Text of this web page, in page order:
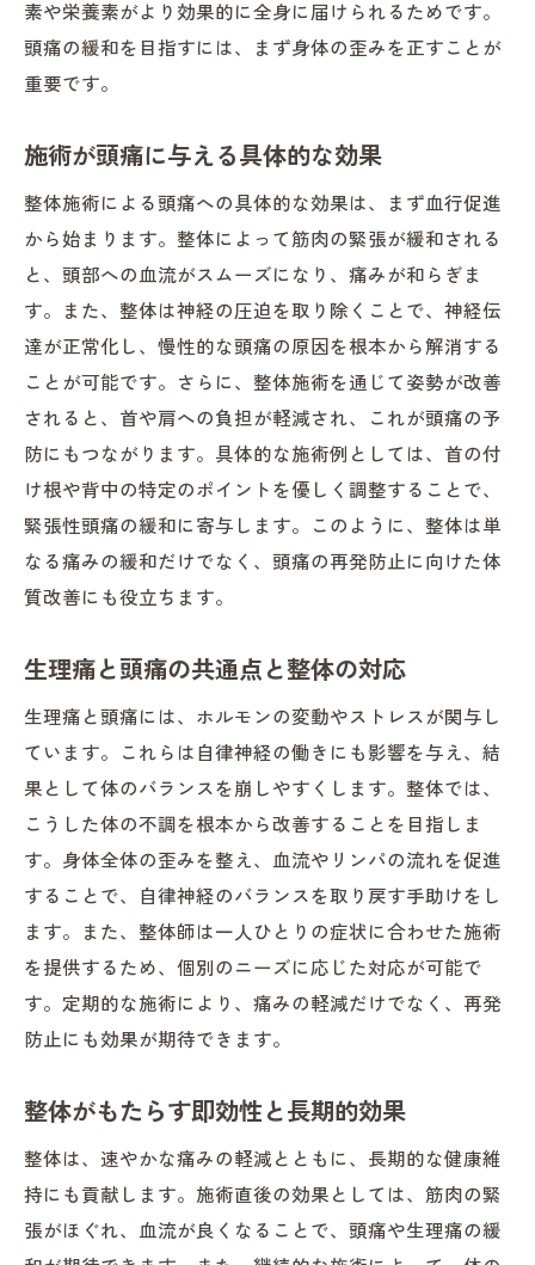
素や栄養素がより効果的に全身に届けられるためです。
頭痛の緩和を目指すには、まず身体の歪みを正すことが
重要です。
施術が頭痛に与える具体的な効果
整体施術による頭痛への具体的な効果は、まず血行促進
から始まります。整体によって筋肉の緊張が緩和される
と、頭部への血流がスムーズになり、痛みが和らぎま
す。また、整体は神経の圧迫を取り除くことで、神経伝
達が正常化し、慢性的な頭痛の原因を根本から解消する
ことが可能です。さらに、整体施術を通じて姿勢が改善
されると、首や肩への負担が軽減され、これが頭痛の予
防にもつながります。具体的な施術例としては、首の付
け根や背中の特定のポイントを優しく調整することで、
緊張性頭痛の緩和に寄与します。このように、整体は単
なる痛みの緩和だけでなく、頭痛の再発防止に向けた体
質改善にも役立ちます。
生理痛と頭痛の共通点と整体の対応
生理痛と頭痛には、ホルモンの変動やストレスが関与し
ています。これらは自律神経の働きにも影響を与え、結
果として体のバランスを崩しやすくします。整体では、
こうした体の不調を根本から改善することを目指しま
す。身体全体の歪みを整え、血流やリンパの流れを促進
することで、自律神経のバランスを取り戻す手助けをし
ます。また、整体師は一人ひとりの症状に合わせた施術
を提供するため、個別のニーズに応じた対応が可能で
す。定期的な施術により、痛みの軽減だけでなく、再発
防止にも効果が期待できます。
整体がもたらす即効性と長期的効果
整体は、速やかな痛みの軽減とともに、長期的な健康維
持にも貢献します。施術直後の効果としては、筋肉の緊
張がほぐれ、血流が良くなることで、頭痛や生理痛の緩